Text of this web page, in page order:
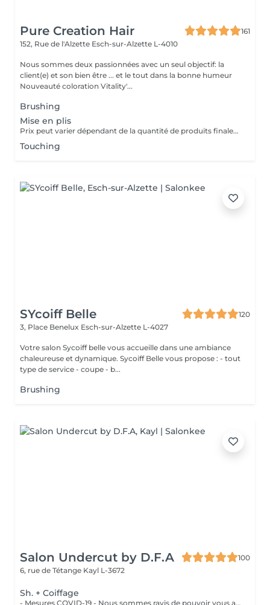
Pure Creation Hair
161
152, Rue de l'Alzette Esch-sur-Alzette L-4010
Nous sommes deux passionnées avec un seul objectif: la
client(e) et son bien être ... et le tout dans la bonne humeur
Nouveauté coloration Vitality'...
Brushing
Mise en plis
Prix peut varier dépendant de la quantité de produits finalement utilisées.
Touching
SYcoiff Belle
120
3, Place Benelux Esch-sur-Alzette L-4027
Votre salon Sycoiff belle vous accueille dans une ambiance
chaleureuse et dynamique. Sycoiff Belle vous propose : - tout
type de service - coupe - b...
Brushing
Salon Undercut by D.F.A
100
6, rue de Tétange Kayl L-3672
Sh. + Coiffage
- Mesures COVID-19 - Nous sommes ravis de pouvoir vous accueillir à partir du 11 mai 2020 . Dans la mesure du possible : - Réserver un jour et un créneau en semaine si vous n'avez pas de contrainte pro./perso. - Venir seul aux rendez-vous - Se présenter au salon à l'heure prévue - Porter un masque et des gants - Respecter la distanciation - Prévoyez une boisson et de la lecture si besoin - Privilégier les modes de paiements sans contact Un grand merci d'avance pour votre compréhension. Au plaisir de vous revoir très vite.